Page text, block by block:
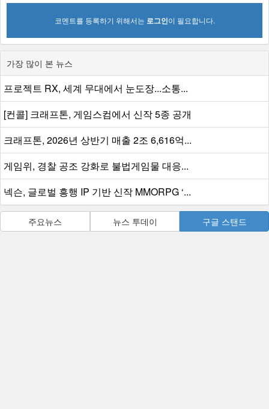
코멘트를 등록하기 위해서는 로그인이 필요합니다.
가장 많이 본 뉴스
프로젝트 RX, 세계 무대에서 눈도장...소통...
[컨콜] 크래프톤, 게임스컴에서 신작 5종 공개
크래프톤, 2026년 상반기 매출 2조 6,616억...
게임위, 경찰 공조 강화로 불법게임물 대응...
넥슨, 글로벌 흥행 IP 기반 신작 MMORPG ‘...
주요뉴스 뉴스 투데이 구글 스탠드